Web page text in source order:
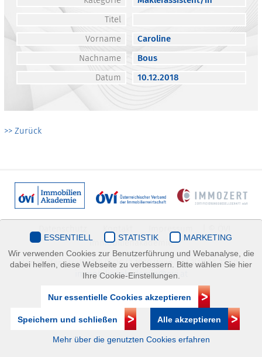
Titel
Vorname
Caroline
Nachname
Bous
Datum
10.12.2018
>> Zurück
Immobilienakademie
Mariahilfer Straße 116/2.OG/2 1070 Wien | +43(1)505 32 50 |
immobilienakademie@ovi.at
ESSENTIELL STATISTIK
MARKETING
Wir verwenden Cookies zur Benutzerführung und Webanalyse, die
dabei helfen, diese Webseite zu verbessern. Bitte wählen Sie hier
Ihre Cookie-Einstellungen.
Nur essentielle Cookies akzeptieren
Speichern und schließen Alle akzeptieren
Mehr über die genutzten Cookies erfahren